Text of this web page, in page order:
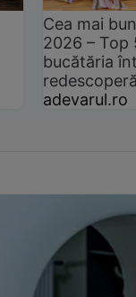
Cea mai
2026 –
bucătăria
adevarul.ro